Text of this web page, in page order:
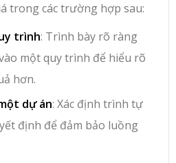
trong các trường hợp sau:
trình: Trình bày rõ ràng
một quy trình để hiểu rõ
hơn.
dự án: Xác định trình tự
định để đảm bảo luồng